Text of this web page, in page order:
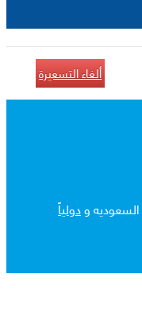
ألغاء التسعيرة
ودولياً